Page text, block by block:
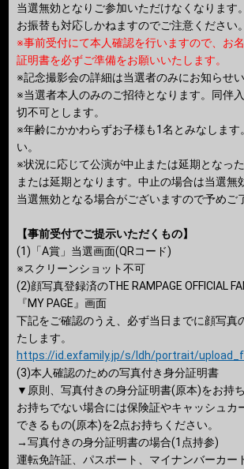
当選無効となりご参加いただけなくなります
お振替も対応しかねますのでご注意ください。
※事前受付にて本人確認を行いますので、お
証明書を必ずご準備をお願いいたします。
※記念撮影会の詳細は当選者のみにお知らせい
※当選者本人のみのご招待となります。同伴
切不可とします。
※年齢にかかわらずお子様も1名とみなします
い。
※状況に応じて公演が中止または延期となっ
または延期となります。中止の場合は当選無
当選無効となる場合がございますので予めご
【事前受付でご提示いただくもの】
(1)「A賞」当選画面(QRコード)
※スクリーンショット不可
(2)顔写真登録済のTHE RAMPAGE OFFICIAL
『MY PAGE』画面
下記をご確認のうえ、必ず当日までに顔写真
たします。
https://id.exfamily.jp/s/ldh/portrait/
(3)本人確認のための写真付き身分証明書
▼原則、写真付きの身分証明書(原本)をお持ち
お持ちでない場合には保険証やキャッシュカ
できるもの(原本)を2点お持ちください。
→写真付きの身分証明書の場合(1点持参)
運転免許証、パスポート、マイナンバーカー